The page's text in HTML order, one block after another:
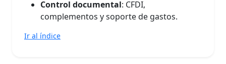
Control documental: CFDI,
complementos y soporte de gastos.
Ir al índice